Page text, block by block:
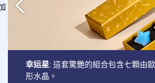
幸运星: 這套驚艷的組合包含七顆由
形水晶。